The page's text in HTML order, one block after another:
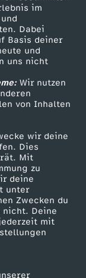
im
Dabei
Basis deiner
und
uns nicht
Wir nutzen
von Inhalten
wir deine
Dies
Mit
zu
deine
unter
Zwecken du
nicht. Deine
mit